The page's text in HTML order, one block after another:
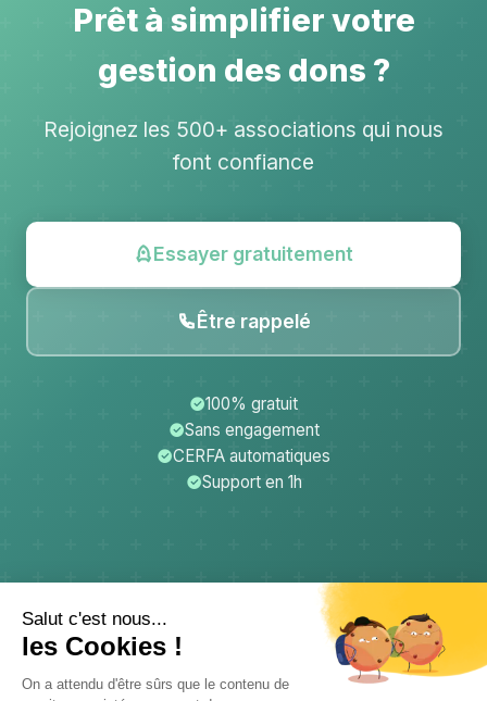
Prêt à simplifier votre
gestion des dons ?
Rejoignez les 500+ associations qui nous
font confiance
Essayer gratuitement
Être rappelé
100% gratuit
Sans engagement
CERFA automatiques
Support en 1h
CerfApp